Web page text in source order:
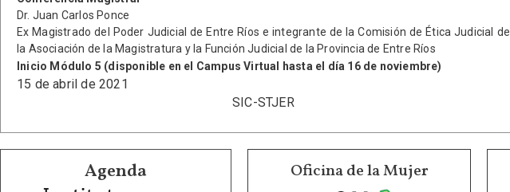
Dr. Juan Carlos Ponce
Ex Magistrado del Poder Judicial de Entre Ríos e integrante de la Comisión de Ética Judicial de
la Asociación de la Magistratura y la Función Judicial de la Provincia de Entre Ríos
Inicio Módulo 5 (disponible en el Campus Virtual hasta el día 16 de noviembre)
15 de abril de 2021
SIC-STJER
Agenda Oficina de la Mujer